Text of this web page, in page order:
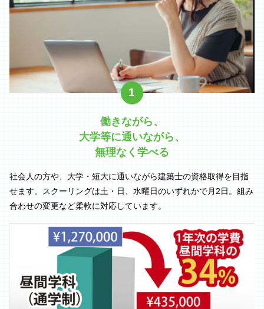
1
働きながら、
大学等に通いながら、
無理なく学べる
社会人の方や、大学・短大に通いながら建築士の資格取得を目指
せます。スクーリングは土・日、水曜日のいずれかで月2日。組み
合わせの変更など柔軟に対応しています。